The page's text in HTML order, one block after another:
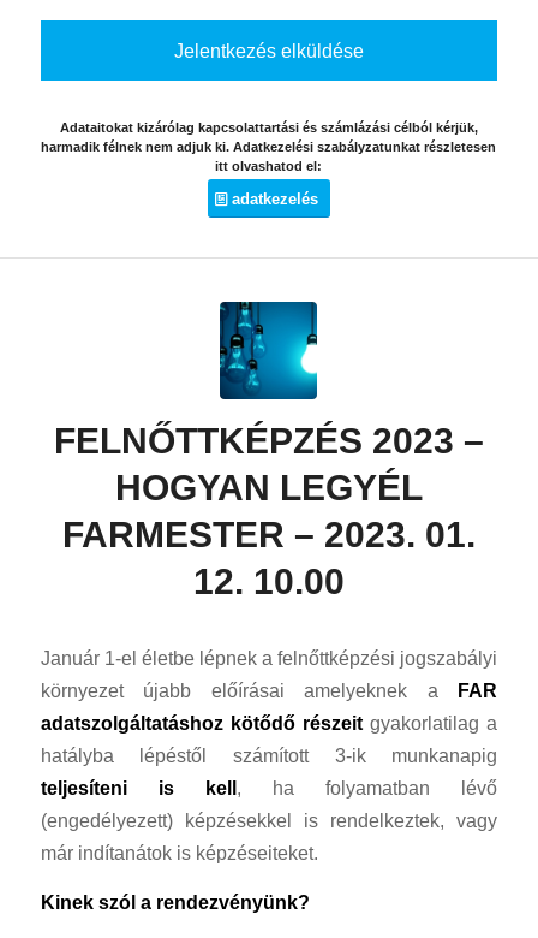
Adataitokat kizárólag kapcsolattartási és számlázási célból kérjük,
harmadik félnek nem adjuk ki. Adatkezelési szabályzatunkat részletesen
itt olvashatod el:
adatkezelés
FELNŐTTKÉPZÉS 2023 –
HOGYAN LEGYÉL
FARMESTER – 2023. 01.
12. 10.00
Január 1-el életbe lépnek a felnőttképzési jogszabályi
környezet újabb előírásai amelyeknek a FAR
adatszolgáltatáshoz kötődő részeit gyakorlatilag a
hatályba lépéstől számított 3-ik munkanapig
teljesíteni is kell, ha folyamatban lévő
(engedélyezett) képzésekkel is rendelkeztek, vagy
már indítanátok is képzéseiteket.
Kinek szól a rendezvényünk?